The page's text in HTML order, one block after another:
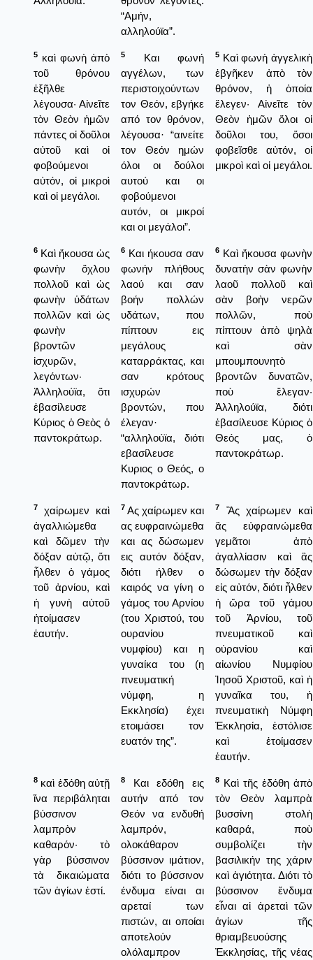
“Αμήν,
αλληλούϊα”.
5 καὶ φωνὴ ἀπὸ
τοῦ θρόνου
ἐξῆλθε
λέγουσα· Αἰνεῖτε
τὸν Θεὸν ἡμῶν
πάντες οἱ δοῦλοι
αὐτοῦ καὶ οἱ
φοβούμενοι
αὐτόν, οἱ μικροὶ
καὶ οἱ μεγάλοι.
5
Και φωνή
αγγέλων, των
περιστοιχούντων
τον Θεόν, εβγήκε
από τον θρόνον,
λέγουσα· “αινείτε
τον Θεόν ημών
όλοι οι δούλοι
αυτού και οι
φοβούμενοι
αυτόν, οι μικροί
και οι μεγάλοι”.
5 Καὶ φωνὴ ἀγγελικὴ
ἐβγῆκεν ἀπὸ τὸν
θρόνον, ἡ ὁποία
ἔλεγεν· Αἰνεῖτε τὸν
Θεὸν ἡμῶν ὅλοι οἱ
δοῦλοι του, ὅσοι
φοβεῖσθε αὐτόν, οἱ
μικροὶ καὶ οἱ μεγάλοι.
6 Καὶ ἤκουσα ὡς
φωνὴν ὄχλου
πολλοῦ καὶ ὡς
φωνὴν ὑδάτων
πολλῶν καὶ ὡς
φωνὴν
βροντῶν
ἰσχυρῶν,
λεγόντων·
Ἀλληλούϊα, ὅτι
ἐβασίλευσε
Κύριος ὁ Θεὸς ὁ
παντοκράτωρ.
6 Και ήκουσα σαν
φωνήν πλήθους
λαού και σαν
βοήν πολλών
υδάτων, που
πίπτουν εις
μεγάλους
καταρράκτας, και
σαν κρότους
ισχυρών
βροντών, που
έλεγαν·
“αλληλούϊα, διότι
εβασίλευσε
Κυριος ο Θεός, ο
παντοκράτωρ.
6 Καὶ ἤκουσα φωνὴν
δυνατὴν σὰν φωνὴν
λαοῦ πολλοῦ καὶ
σὰν βοὴν νερῶν
πολλῶν, ποὺ
πίπτουν ἀπὸ ψηλὰ
καὶ σὰν
μπουμπουνητὸ
βροντῶν δυνατῶν,
ποὺ ἔλεγαν·
Ἀλληλούϊα, διότι
ἐβασίλευσε Κύριος ὁ
Θεός μας, ὁ
παντοκράτωρ.
7
χαίρωμεν καὶ
ἀγαλλιώμεθα
καὶ δῶμεν τὴν
δόξαν αὐτῷ, ὅτι
ἦλθεν ὁ γάμος
τοῦ ἀρνίου, καὶ
ἡ γυνὴ αὐτοῦ
ἡτοίμασεν
ἑαυτήν.
7 Ας χαίρωμεν και
ας ευφραινώμεθα
και ας δώσωμεν
εις αυτόν δόξαν,
διότι ήλθεν ο
καιρός να γίνη ο
γάμος του Αρνίου
(του Χριστού, του
ουρανίου
νυμφίου) και η
γυναίκα του (η
πνευματική
νύμφη, η
Εκκλησία) έχει
ετοιμάσει τον
ευατόν της”.
7
Ἂς χαίρωμεν καὶ
ἂς εὐφραινώμεθα
γεμᾶτοι ἀπὸ
ἀγαλλίασιν καὶ ἂς
δώσωμεν τὴν δόξαν
εἰς αὐτόν, διότι ἦλθεν
ἡ ὥρα τοῦ γάμου
τοῦ Ἀρνίου, τοῦ
πνευματικοῦ καὶ
οὐρανίου καὶ
αἰωνίου Νυμφίου
Ἰησοῦ Χριστοῦ, καὶ ἡ
γυναῖκα του, ἡ
πνευματικὴ Νύμφη
Ἐκκλησία, ἐστόλισε
καὶ ἐτοίμασεν
ἑαυτήν.
8 καὶ ἐδόθη αὐτῇ
ἵνα περιβάληται
βύσσινον
λαμπρὸν
καθαρόν· τὸ
γὰρ βύσσινον
τὰ δικαιώματα
τῶν ἁγίων ἐστί.
8
Και εδόθη εις
αυτήν από τον
Θεόν να ενδυθή
λαμπρόν,
ολοκάθαρον
βύσσινον ιμάτιον,
διότι το βύσσινον
ένδυμα είναι αι
αρεταί των
πιστών, αι οποίαι
αποτελούν
ολόλαμπρον
8 Καὶ τῆς ἐδόθη ἀπὸ
τὸν Θεὸν λαμπρὰ
βυσσίνη στολὴ
καθαρά, ποὺ
συμβολίζει τὴν
βασιλικήν της χάριν
καὶ ἁγιότητα. Διότι τὸ
βύσσινον ἔνδυμα
εἶναι αἱ ἀρεταὶ τῶν
ἁγίων τῆς
θριαμβευούσης
Ἐκκλησίας, τῆς νέας